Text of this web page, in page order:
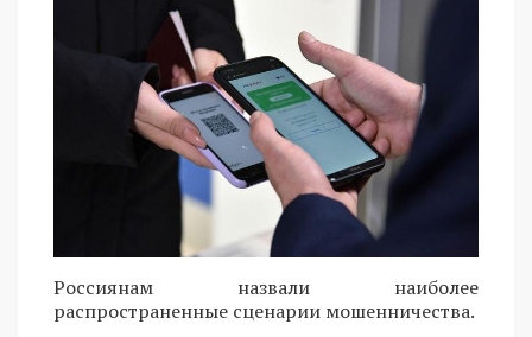
Россиянам назвали наиболее
распространенные сценарии мошенничества.